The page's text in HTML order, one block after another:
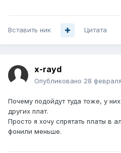
Вставить ник Цитата
x-rayd
Опубликовано 28
Почему подойдут туда тоже, у
других плат.
Просто я хочу спрятать платы в
фонили меньше.